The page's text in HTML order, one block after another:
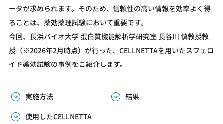
ータが求められます。そのため、信頼性の高い情報を効率よく得
ることは、薬効薬理試験において重要です。
今回、長浜バイオ大学 蛋白質機能解析学研究室 長谷川 慎教授教
授（※2026年2月時点）が行った、CELLNETTAを用いたスフェロ
イド薬効試験の事例をご紹介します。
実施方法
結果
使用したCELLNETTA